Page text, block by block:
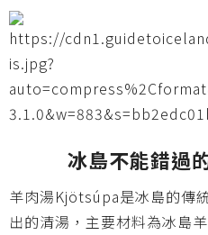
冰島不能錯過
羊肉湯Kjötsúpa是冰島的傳
出的清湯，主要材料為冰島